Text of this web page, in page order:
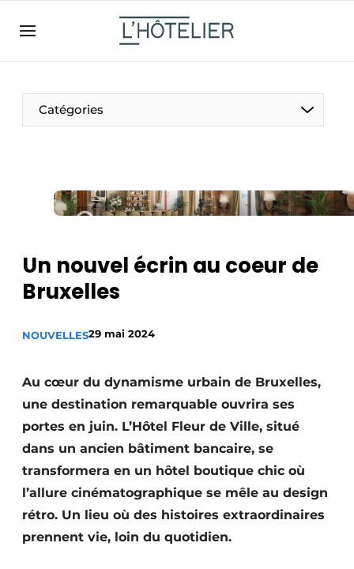
BE
EN
NL
EN
Catégories
Durable & Circulaire
Un nouvel écrin au coeur de
Bruxelles
NOUVELLES29 mai 2024
Au cœur du dynamisme urbain de Bruxelles,
une destination remarquable ouvrira ses
portes en juin. L’Hôtel Fleur de Ville, situé
dans un ancien bâtiment bancaire, se
transformera en un hôtel boutique chic où
l’allure cinématographique se mêle au design
rétro. Un lieu où des histoires extraordinaires
prennent vie, loin du quotidien.